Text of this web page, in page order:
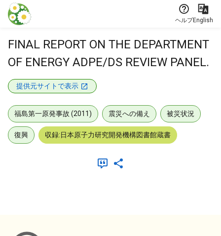
本文に飛ぶ
ヘルプEnglish
FINAL REPORT ON THE DEPARTMENT
OF ENERGY ADPE/DS REVIEW PANEL.
提供元サイトで表示
福島第一原発事故 (2011) 震災への備え 被災状況
復興 収録:日本原子力研究開発機構図書館蔵書